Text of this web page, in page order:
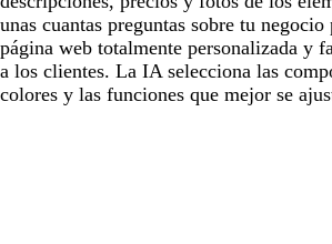
unas cuantas preguntas sobre tu negocio
página web totalmente personalizada y
a los clientes. La IA selecciona las
colores y las funciones que mejor se